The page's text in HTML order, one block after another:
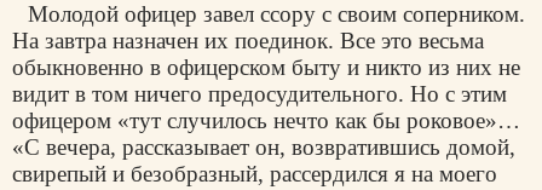
Молодой офицер завел ссору с своим соперником.
На завтра назначен их поединок. Все это весьма
обыкновенно в офицерском быту и никто из них не
видит в том ничего предосудительного. Но с этим
офицером «тут случилось нечто как бы роковое»…
«С вечера, рассказывает он, возвратившись домой,
свирепый и безобразный, рассердился я на моего